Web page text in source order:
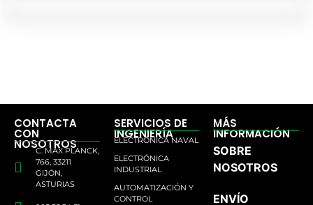
CONTACTA
CON
NOSOTROS
C. MAX PLANCK,
766, 33211
GIJÓN,
ASTURIAS
SERVICIOS DE
INGENIERÍA
ELECTRÓNICA NAVAL
ELECTRÓNICA
INDUSTRIAL
AUTOMATIZACIÓN Y
CONTROL
MÁS
INFORMACIÓN
SOBRE
NOSOTROS
ENVÍO